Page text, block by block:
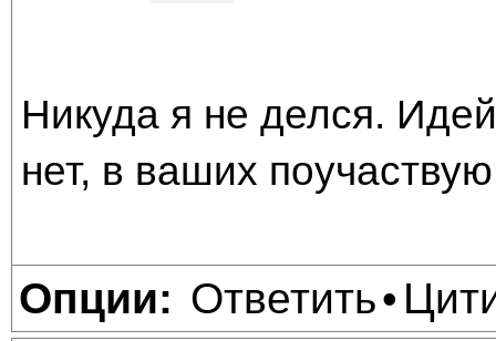
Никуда я не делся.
нет, в ваших
Опции: Ответить•